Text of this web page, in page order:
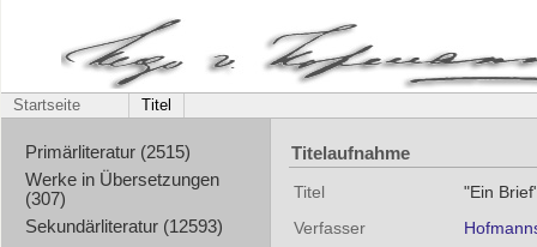
Startseite Titel
Primärliteratur (2515)
Werke in Übersetzungen
(307)
Sekundärliteratur (12593)
Titelaufnahme
Titel
"Ein
Verfasser